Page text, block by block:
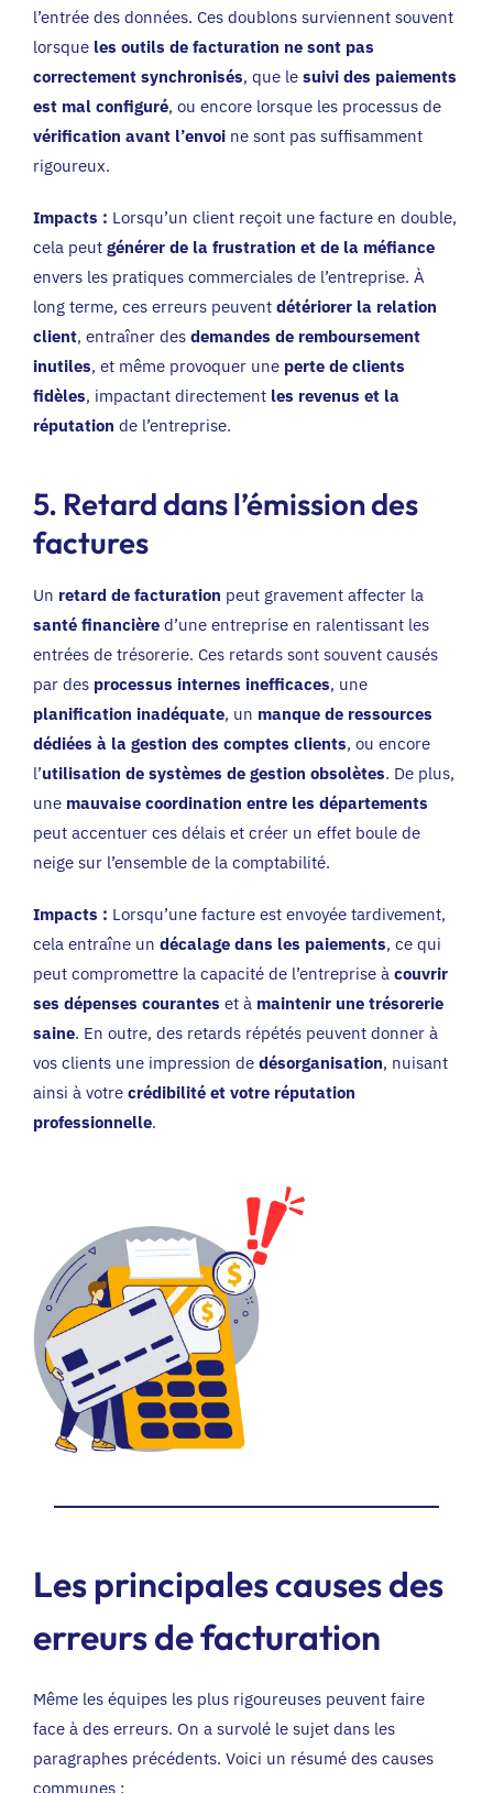
l’entrée des données. Ces doublons surviennent souvent
lorsque les outils de facturation ne sont pas
correctement synchronisés, que le suivi des paiements
est mal configuré, ou encore lorsque les processus de
vérification avant l’envoine sont pas suffisamment
rigoureux.
Impacts : Lorsqu’un client reçoit une facture en double,
cela peut générer de la frustration et de la méfiance
envers les pratiques commerciales de l’entreprise. À
long terme, ces erreurs peuvent détériorer la relation
client, entraîner des demandes de remboursement
inutiles, et même provoquer une perte de clients
fidèles, impactant directement les revenus et la
réputation de l’entreprise.
5. Retard dans l’émission des
factures
Un retard de facturation peut gravement affecter la
santé financièred’une entreprise en ralentissant les
entrées de trésorerie. Ces retards sont souvent causés
par des processus internes inefficaces, une
planification inadéquate, un manque de ressources
dédiées à la gestion des comptes clients, ou encore
l’utilisation de systèmes de gestion obsolètes. De plus,
une mauvaise coordination entre les départements
peut accentuer ces délais et créer un effet boule de
neige sur l’ensemble de la comptabilité.
Impacts : Lorsqu’une facture est envoyée tardivement,
cela entraîne un décalage dans les paiements, ce qui
peut compromettre la capacité de l’entreprise à couvrir
ses dépenses courantes et à maintenir une trésorerie
saine. En outre, des retards répétés peuvent donner à
vos clients une impression de désorganisation, nuisant
ainsi à votre crédibilité et votre réputation
professionnelle.
Les principales causes des
erreurs de facturation
Même les équipes les plus rigoureuses peuvent faire
face à des erreurs. On a survolé le sujet dans les
paragraphes précédents. Voici un résumé des causes
communes :